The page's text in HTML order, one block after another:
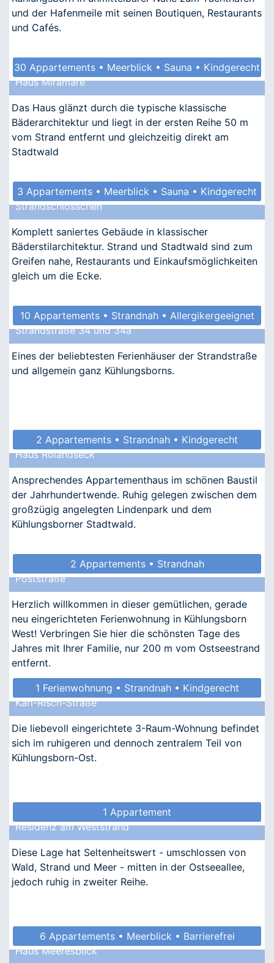
und der Hafenmeile mit seinen Boutiquen, Restaurants
und Cafés.
30 Appartements • Meerblick • Sauna • Kindgerecht
Haus Miramare
Das Haus glänzt durch die typische klassische
Bäderarchitektur und liegt in der ersten Reihe 50 m
vom Strand entfernt und gleichzeitig direkt am
Stadtwald
3 Appartements • Meerblick • Sauna • Kindgerecht
• Allergikergeeignet
Strandschlösschen
Komplett saniertes Gebäude in klassischer
Bäderstilarchitektur. Strand und Stadtwald sind zum
Greifen nahe, Restaurants und Einkaufsmöglichkeiten
gleich um die Ecke.
10 Appartements • Strandnah • Allergikergeeignet
Strandstraße 34 und 34a
Eines der beliebtesten Ferienhäuser der Strandstraße
und allgemein ganz Kühlungsborns.
2 Appartements • Strandnah • Kindgerecht
• Allergikergeeignet
Haus Rolandseck
Ansprechendes Appartementhaus im schönen Baustil
der Jahrhundertwende. Ruhig gelegen zwischen dem
großzügig angelegten Lindenpark und dem
Kühlungsborner Stadtwald.
2 Appartements • Strandnah
Poststraße
Herzlich willkommen in dieser gemütlichen, gerade
neu eingerichteten Ferienwohnung in Kühlungsborn
West! Verbringen Sie hier die schönsten Tage des
Jahres mit Ihrer Familie, nur 200 m vom Ostseestrand
entfernt.
1 Ferienwohnung • Strandnah • Kindgerecht
• Allergikergeeignet
Karl-Risch-Straße
Die liebevoll eingerichtete 3-Raum-Wohnung befindet
sich im ruhigeren und dennoch zentralem Teil von
Kühlungsborn-Ost.
1 Appartement
Residenz am Weststrand
Diese Lage hat Seltenheitswert - umschlossen von
Wald, Strand und Meer - mitten in der Ostseeallee,
jedoch ruhig in zweiter Reihe.
6 Appartements • Meerblick • Barrierefrei
• Allergikergeeignet
Haus Meeresblick